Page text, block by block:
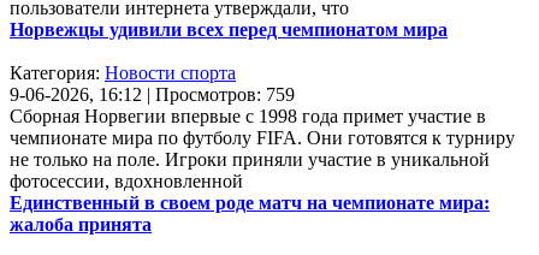
пользователи интернета утверждали, что
Норвежцы удивили всех перед чемпионатом мира
Категория: Новости спорта
9-06-2026, 16:12 | Просмотров: 759
Сборная Норвегии впервые с 1998 года примет участие в
чемпионате мира по футболу FIFA. Они готовятся к турниру
не только на поле. Игроки приняли участие в уникальной
фотосессии, вдохновленной
Единственный в своем роде матч на чемпионате мира:
жалоба принята